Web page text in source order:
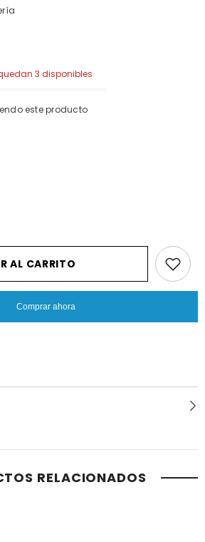
3 disponibles
este producto
AL CARRITO
Comprar ahora
RELACIONADOS